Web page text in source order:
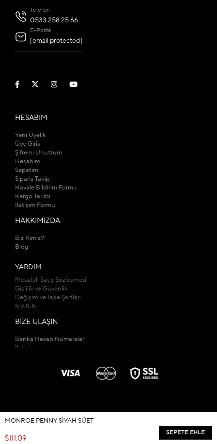
Telefon
0533 258 25 66
E-Posta
[email protected]
HESABIM
Yeni Üyelik
Üye Girişi
Şifremi Unuttum
Hesabım
Sepetim
Sipariş Takip
Havale Bildirim Formu
Kargo Takibi
İletişim Formu
HAKKIMIZDA
Biz Kimiz?
Blog
YARDIM
Mesafeli Satış Sözleşmesi
Gizlilik ve Güvenlik
Değişim ve İade Şartları
K.V.K.K.
BİZE ULAŞIN
Banka Hesap Numaraları
İletişim
© 2026 kadirbuyukkayashop.com
MONROE PENNY SIYAH SÜET
$111.09